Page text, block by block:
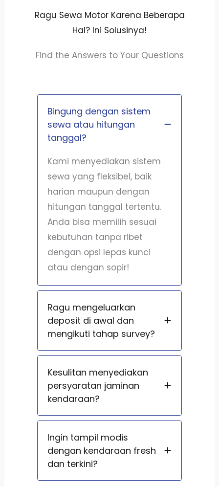
Ragu Sewa Motor Karena Beberapa
Hal? Ini Solusinya!
Find the Answers to Your Questions
Bingung dengan sistem
sewa atau hitungan
tanggal?
Kami menyediakan sistem
sewa yang fleksibel, baik
harian maupun dengan
hitungan tanggal tertentu.
Anda bisa memilih sesuai
kebutuhan tanpa ribet
dengan opsi lepas kunci
atau dengan sopir!
Ragu mengeluarkan
deposit di awal dan
mengikuti tahap survey?
Kesulitan menyediakan
persyaratan jaminan
kendaraan?
Ingin tampil modis
dengan kendaraan fresh
dan terkini?